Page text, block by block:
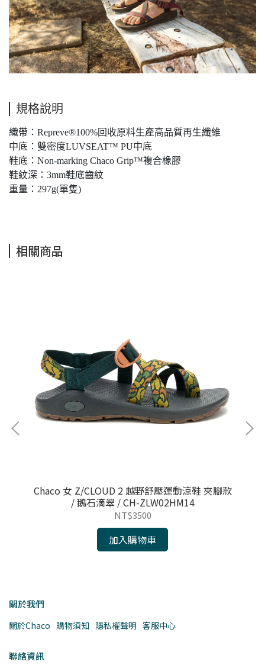
規格說明
織帶：Repreve®100%回收原料生產高品質再生纖維
中底：雙密度LUVSEAT™ PU中底
鞋底：Non-marking Chaco Grip™複合橡膠
鞋紋深：3mm鞋底齒紋
重量：297g(單隻)
相關商品
Chaco 女 Z/CLOUD 2 越野舒壓運動涼鞋 夾腳款
/ 鵝石滴翠 / CH-ZLW02HM14
NT$3500
加入購物車
關於我們
關於Chaco 購物須知 隱私權聲明 客服中心
聯絡資訊